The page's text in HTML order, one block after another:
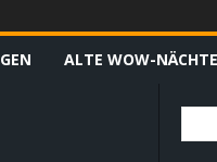
ALTE WOW-NÄCHTE